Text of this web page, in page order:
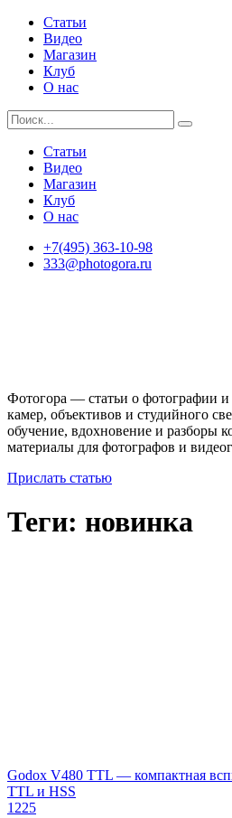
Статьи
Видео
Магазин
Клуб
О нас
Статьи
Видео
Магазин
Клуб
О нас
+7(495) 363-10-98
333@photogora.ru
Фотогора — статьи о фотографии
камер, объективов и студийного
обучение, вдохновение и разборы
материалы для фотографов и
Прислать статью
Теги: новинка
Godox V480 TTL — компактная
TTL и HSS
1225